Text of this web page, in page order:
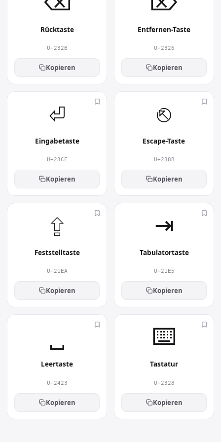
Rücktaste
U+232B
Kopieren
Entfernen-Taste
U+2326
Kopieren
⏎︎
Eingabetaste
U+23CE
Kopieren
⎋︎
Escape-Taste
U+238B
Kopieren
⇪︎
Feststelltaste
U+21EA
Kopieren
⇥︎
Tabulatortaste
U+21E5
Kopieren
␣︎
Leertaste
U+2423
Kopieren
⌨︎
Tastatur
U+2328
Kopieren